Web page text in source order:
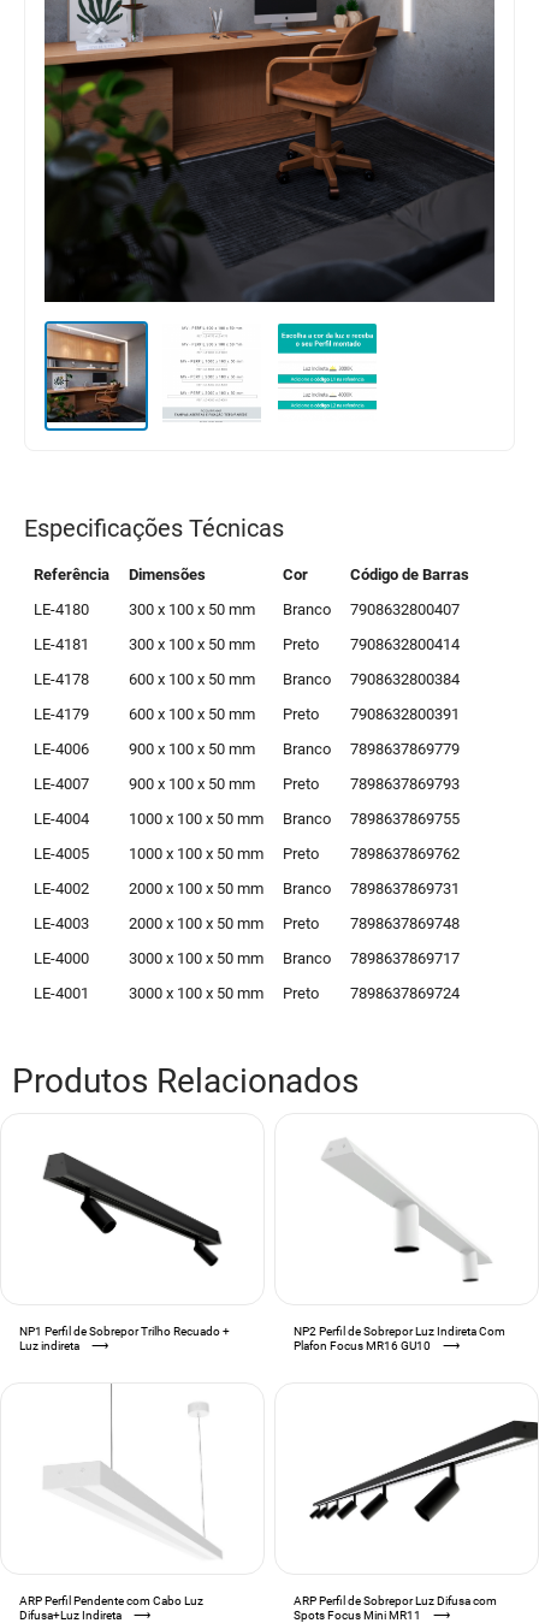
Especificações Técnicas
Referência Dimensões Cor
Código de Barras
LE-4180
300 x 100 x 50 mm Branco
7908632800407
LE-4181
300 x 100 x 50 mm Preto
7908632800414
LE-4178
600 x 100 x 50 mm Branco
7908632800384
LE-4179
600 x 100 x 50 mm Preto
7908632800391
LE-4006
900 x 100 x 50 mm Branco
7898637869779
LE-4007
900 x 100 x 50 mm Preto
7898637869793
LE-4004
1000 x 100 x 50 mm Branco
7898637869755
LE-4005
1000 x 100 x 50 mm Preto
7898637869762
LE-4002
2000 x 100 x 50 mm Branco
7898637869731
LE-4003
2000 x 100 x 50 mm Preto
7898637869748
LE-4000
3000 x 100 x 50 mm Branco
7898637869717
LE-4001
3000 x 100 x 50 mm Preto 7898637869724
Produtos Relacionados
NP1 Perfil de Sobrepor Trilho Recuado +
Luz indireta
⟶
NP2 Perfil de Sobrepor Luz Indireta Com
Plafon Focus MR16 GU10
⟶
ARP Perfil Pendente com Cabo Luz
Difusa+Luz Indireta
⟶
ARP Perfil de Sobrepor Luz Difusa com
Spots Focus Mini MR11
⟶